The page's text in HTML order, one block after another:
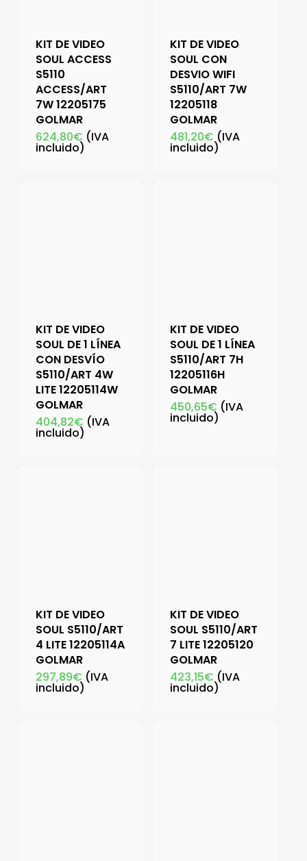
KIT DE VIDEO
SOUL ACCESS
S5110
ACCESS/ART
7W 12205175
GOLMAR
624,80€ (IVA
incluido)
KIT DE VIDEO
SOUL CON
DESVIO WIFI
S5110/ART 7W
12205118
GOLMAR
481,20€ (IVA
incluido)
KIT DE VIDEO
SOUL DE 1 LÍNEA
CON DESVÍO
S5110/ART 4W
LITE 12205114W
GOLMAR
404,82€ (IVA
incluido)
KIT DE VIDEO
SOUL DE 1 LÍNEA
S5110/ART 7H
12205116H
GOLMAR
450,65€ (IVA
incluido)
KIT DE VIDEO
SOUL S5110/ART
4 LITE 12205114A
GOLMAR
297,89€ (IVA
incluido)
KIT DE VIDEO
SOUL S5110/ART
7 LITE 12205120
GOLMAR
423,15€ (IVA
incluido)